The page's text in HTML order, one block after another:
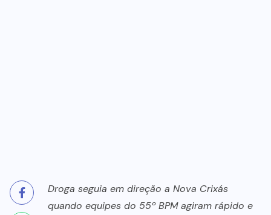
Droga seguia em direção a Nova Crixás
quando equipes do 55º BPM agiram rápido e